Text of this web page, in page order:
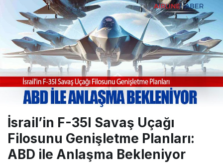
İsrail’in F-35I Savaş Uçağı
Filosunu Genişletme Planları:
ABD ile Anlaşma Bekleniyor